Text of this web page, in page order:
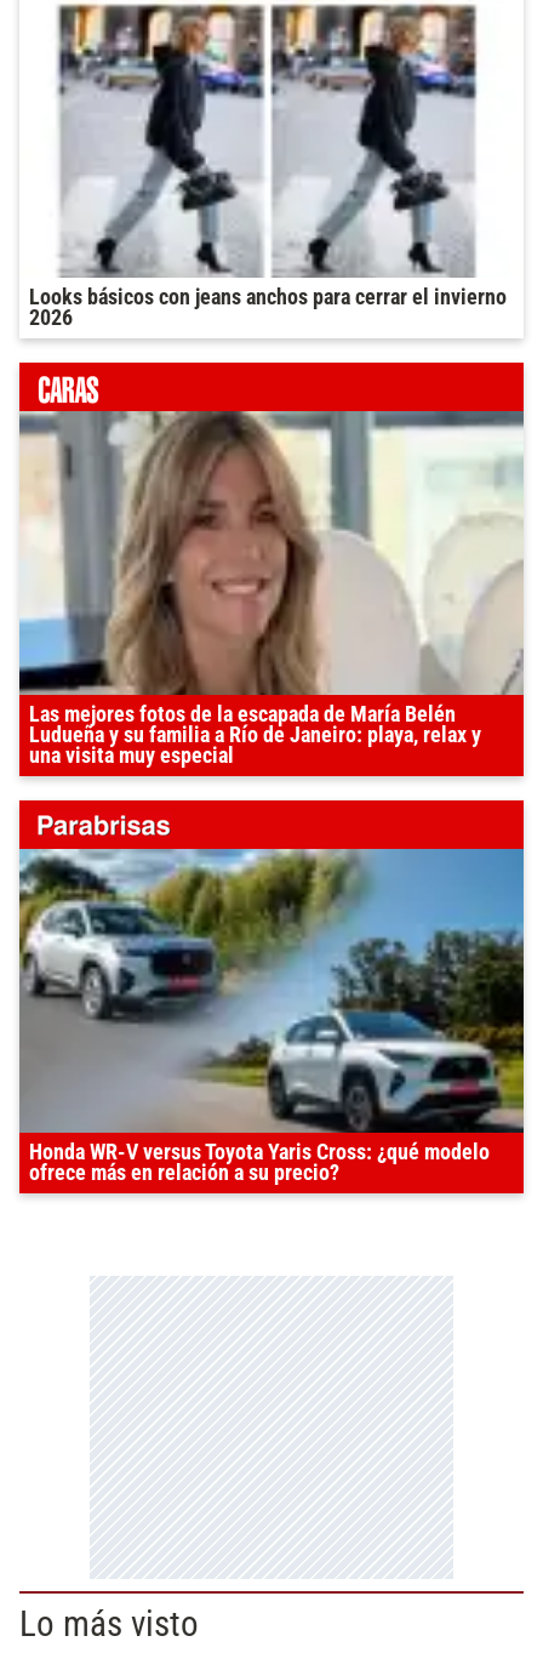
Looks básicos con jeans anchos para cerrar el invierno
2026
Las mejores fotos de la escapada de María Belén
Ludueña y su familia a Río de Janeiro: playa, relax y
una visita muy especial
Honda WR-V versus Toyota Yaris Cross: ¿qué modelo
ofrece más en relación a su precio?
Lo más visto